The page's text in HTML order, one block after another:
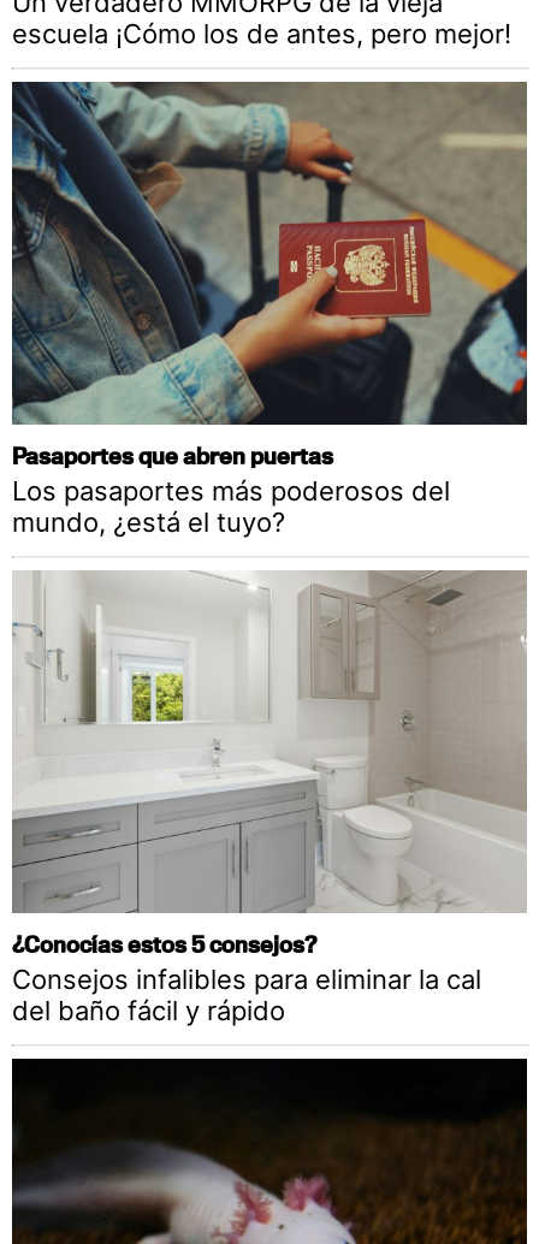
escuela ¡Cómo los de antes, pero mejor!
Pasaportes que abren puertas
Los pasaportes más poderosos del
mundo, ¿está el tuyo?
¿Conocías estos 5 consejos?
Consejos infalibles para eliminar la cal
del baño fácil y rápido